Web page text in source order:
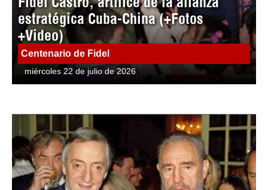
estratégica Cuba-China (+Fotos
+Video)
Centenario de Fidel
miércoles 22 de julio de 2026